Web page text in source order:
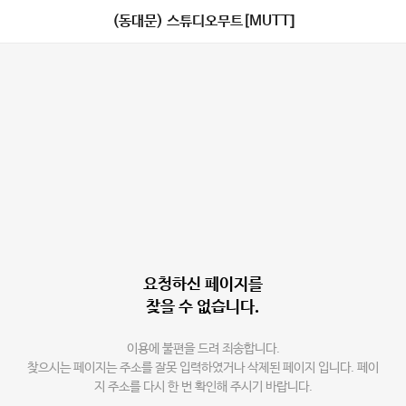
(동대문) 스튜디오무트[MUTT]
요청하신 페이지를
찾을 수 없습니다.
이용에 불편을 드려 죄송합니다.
찾으시는 페이지는 주소를 잘못 입력하였거나 삭제된 페이지 입니다. 페이
지 주소를 다시 한 번 확인해 주시기 바랍니다.